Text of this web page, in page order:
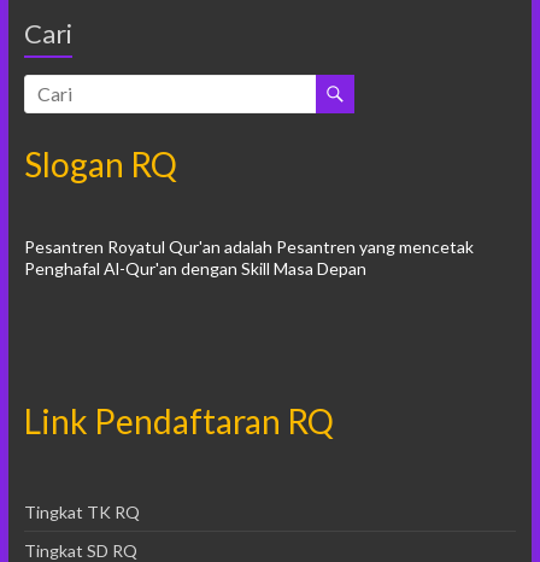
Cari
Slogan RQ
Pesantren Royatul Qur'an adalah Pesantren yang mencetak
Penghafal Al-Qur'an dengan Skill Masa Depan
Link Pendaftaran RQ
Tingkat TK RQ
Tingkat SD RQ